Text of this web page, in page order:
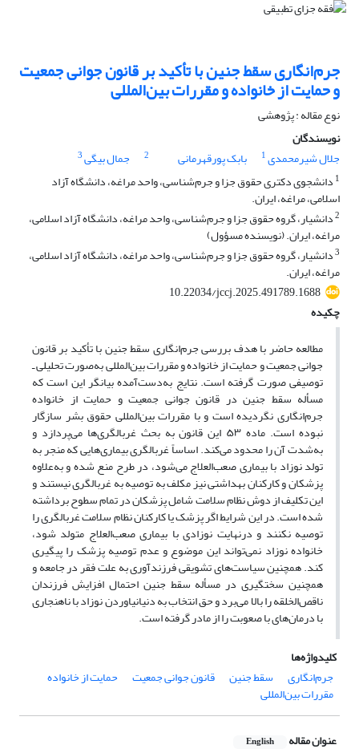
جرم‌انگاری سقط جنین با تأکید بر قانون جوانی جمعیت
و حمایت از خانواده و مقررات بین‌المللی
نوع مقاله : پژوهشی
نویسندگان
جلال شیرمحمدی1 بابک پورقهرمانی 2 جمال بیگی3
1 دانشجوی دکتری حقوق جزا و جرم‌شناسی، واحد مراغه، دانشگاه آزاد
اسلامی، مراغه، ایران.
2دانشیار، گروه حقوق جزا و جرم‌شناسی، واحد مراغه، دانشگاه آزاد اسلامی،
مراغه، ایران. (نویسنده مسؤول)
3دانشیار، گروه حقوق جزا و جرم‌شناسی، واحد مراغه، دانشگاه آزاد اسلامی،
مراغه، ایران.
10.22034/jccj.2025.491789.1688
چکیده
مطالعه حاضر با هدف بررسی جرم‌انگاری سقط جنین با تأکید بر قانون
جوانی جمعیت و حمایت از خانواده و مقررات بین‌المللی به‌صورت تحلیلی ـ
توصیفی صورت گرفته است. نتایج به‌دست‌آمده بیانگر این است که
مسأله سقط جنین در قانون جوانی جمعیت و حمایت از خانواده
جرم‌انگاری نگردیده است و با مقررات بین‌المللی حقوق بشر سازگار
نبوده است. ماده ۵۳ این قانون به بحث غربالگری‌ها می‌پردازد و
به‌شدت آن را محدود می‌کند. اساساً غربالگری بیماری‌هایی که منجر به
تولد نوزاد با بیماری صعب‌العلاج می‌شود، در طرح منع شده و به‌علاوه
پزشکان و کارکنان بهداشتی نیز مکلف به توصیه به غربالگری نیستند و
این تکلیف از دوش نظام سلامت شامل پزشکان در تمام سطوح برداشته
شده است. در این شرایط اگر پزشک یا کارکنان نظام سلامت غربالگری را
توصیه نکنند ‌و درنهایت نوزادی با بیماری صعب‌العلاج متولد شود،
خانواده نوزاد نمی‌تواند این موضوع و عدم توصیه پزشک را پیگیری
کند. همچنین سیاست‌های تشویقی فرزندآوری به علت فقر در جامعه و
همچنین سختگیری در مسأله سقط جنین احتمال افزایش فرزندان
ناقص‌الخلقه را بالا می‌برد و حق انتخاب به دنیانیاوردن نوزاد با ناهنجاری
با درمان‌های با صعوبت را از مادر گرفته است.
کلیدواژه‌ها
جرم‌انگاری
سقط جنین قانون جوانی جمعیت حمایت از خانواده
مقررات بین‌المللی
عنوان مقاله English